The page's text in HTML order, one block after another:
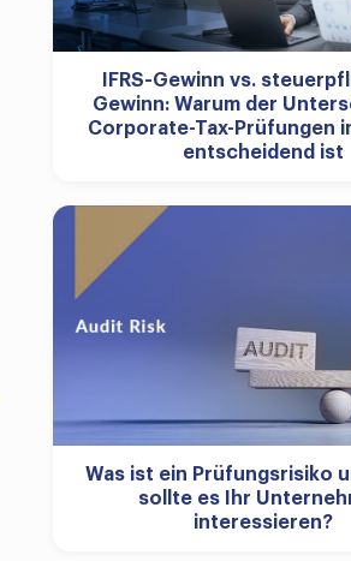
IFRS-Gewinn vs.
Gewinn: Warum der
Corporate-Tax-Prüfungen
entscheidend ist
Was ist ein Prüfungsrisiko
sollte es Ihr
interessieren?